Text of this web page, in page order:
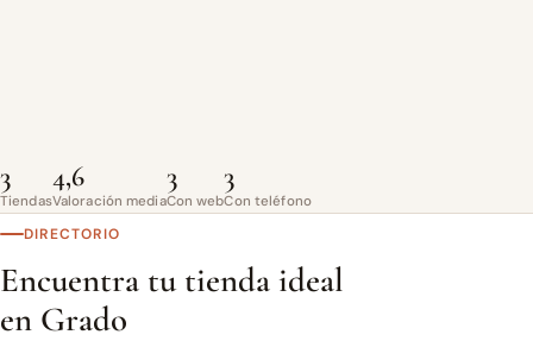
3
Tiendas
4,6
Valoración media
3
Con web
3
Con teléfono
DIRECTORIO
Encuentra tu tienda ideal
en Grado